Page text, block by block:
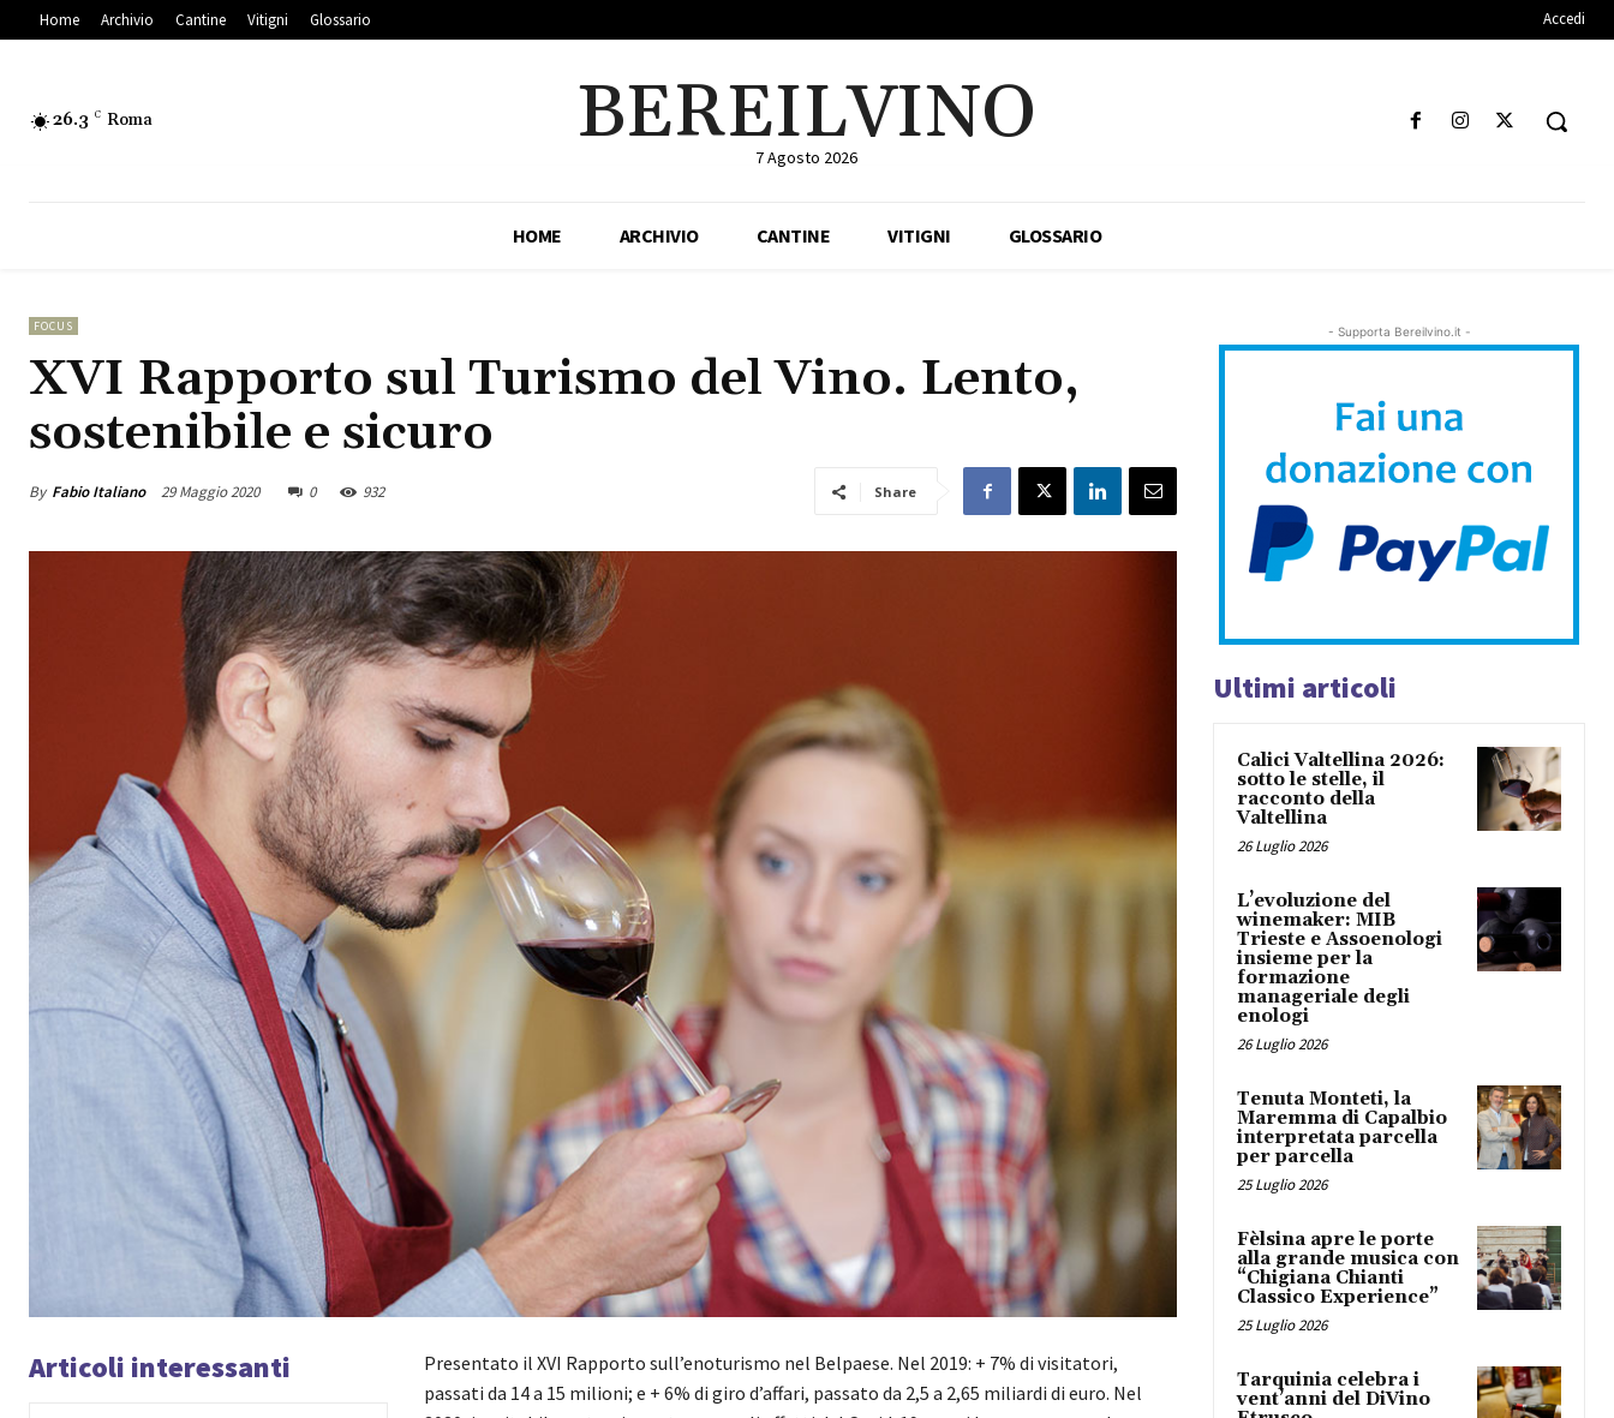
Home Archivio Cantine Vitigni Glossario Accedi
26.3 C Roma BEREILVINO
7 Agosto 2026
HOME ARCHIVIO CANTINE VITIGNI GLOSSARIO
FOCUS
XVI Rapporto sul Turismo del Vino. Lento,
sostenibile e sicuro
By Fabio Italiano 29 Maggio 2020 0 932 Share
Articoli interessanti
Presentato il XVI Rapporto sull’enoturismo nel Belpaese. Nel 2019: + 7% di visitatori,
passati da 14 a 15 milioni; e + 6% di giro d’affari, passato da 2,5 a 2,65 miliardi di euro. Nel
- Supporta Bereilvino.it -
Ultimi articoli
Calici Valtellina 2026:
sotto le stelle, il
racconto della
Valtellina
26 Luglio 2026
L’evoluzione del
winemaker: MIB
Trieste e Assoenologi
insieme per la
formazione
manageriale degli
enologi
26 Luglio 2026
Tenuta Monteti, la
Maremma di Capalbio
interpretata parcella
per parcella
25 Luglio 2026
Fèlsina apre le porte
alla grande musica con
“Chigiana Chianti
Classico Experience”
25 Luglio 2026
Tarquinia celebra i
vent’anni del DiVino